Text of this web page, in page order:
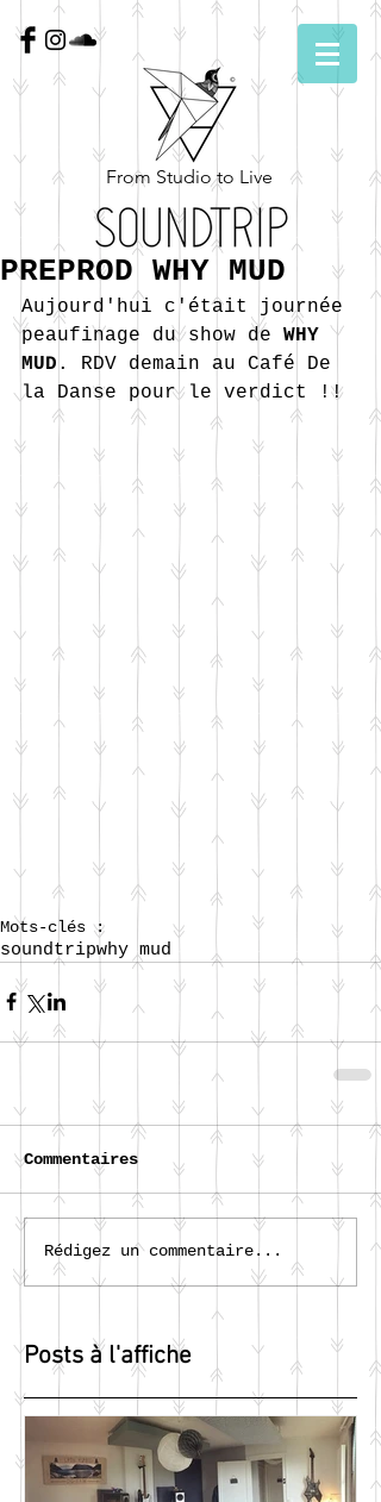
From Studio to Live
Posts à l'affiche
PREPROD WHY MUD
Aujourd'hui c'était journée
peaufinage du show de WHY
MUD . RDV demain au Café De
la Danse pour le verdict !!
Mots-clés :
soundtripwhy mud
Commentaires
Rédigez un commentaire...